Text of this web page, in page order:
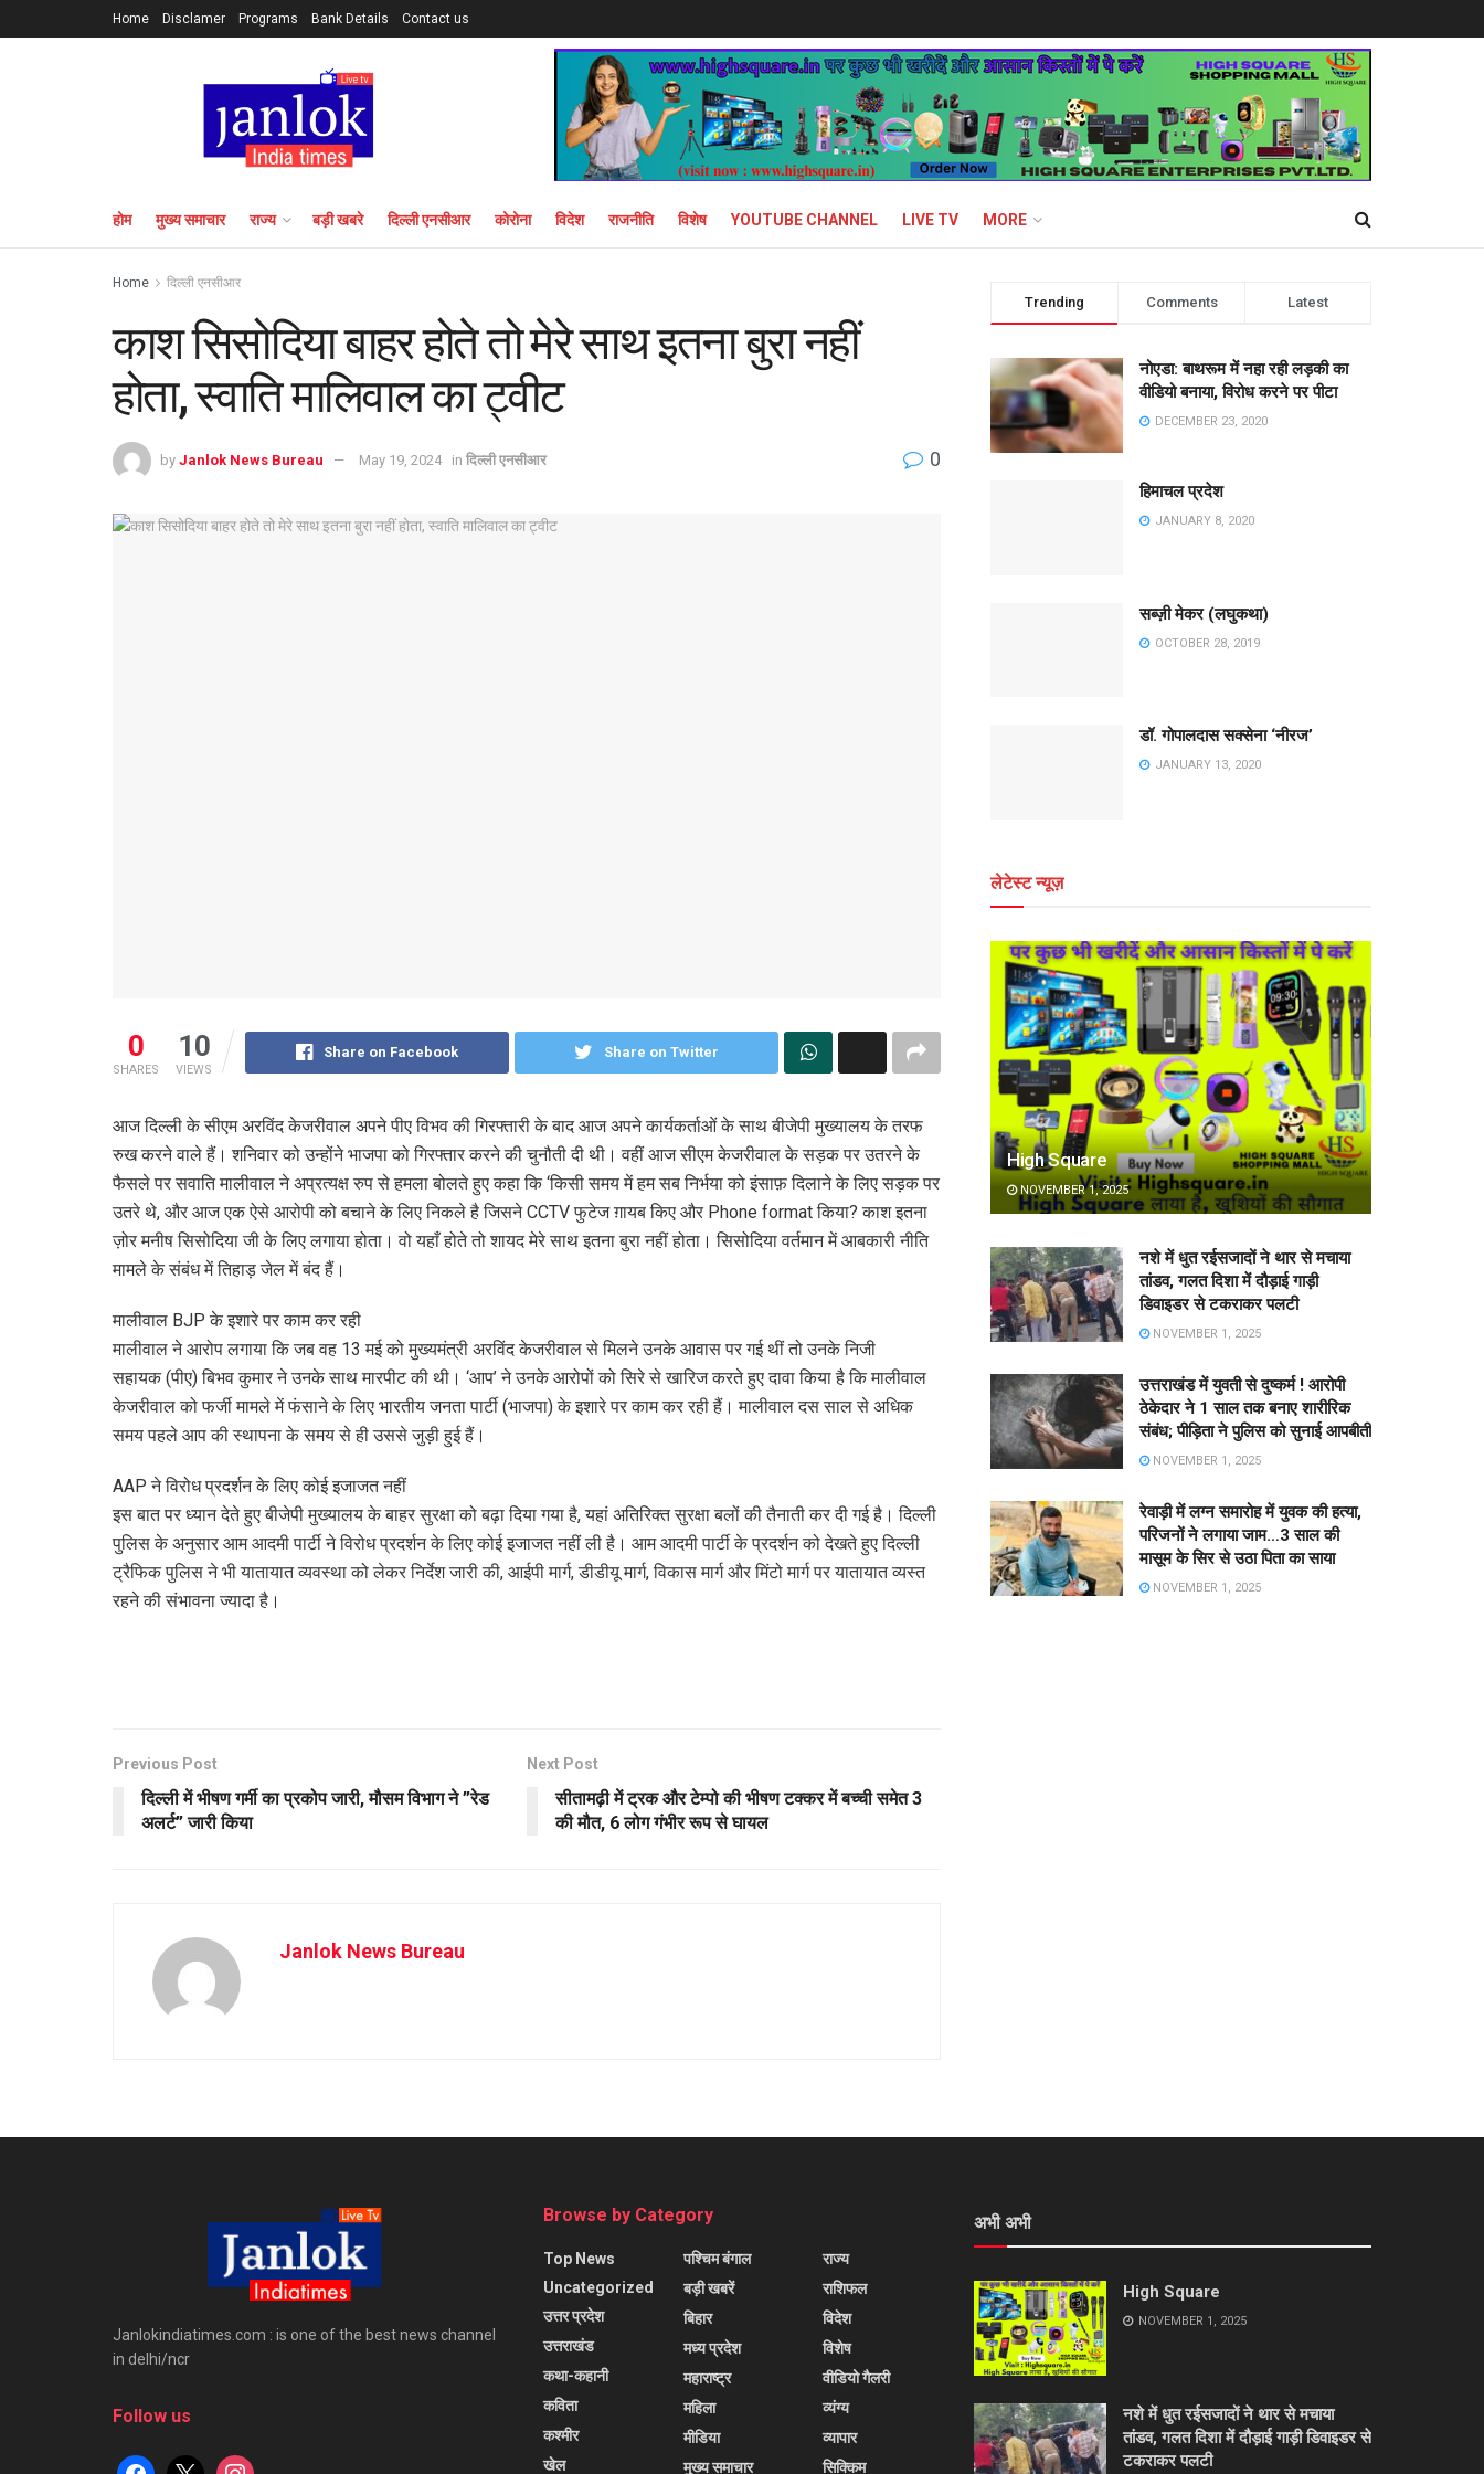
Home Disclamer Programs Bank Details Contact us
होम मुख्य समाचार राज्य बड़ी खबरे दिल्ली एनसीआर कोरोना विदेश राजनीति विशेष YOUTUBE CHANNEL LIVE TV MORE
Home दिल्ली एनसीआर
काश सिसोदिया बाहर होते तो मेरे साथ इतना बुरा नहीं
होता, स्वाति मालिवाल का ट्वीट
by Janlok News Bureau May 19, 2024 in दिल्ली एनसीआर 0
0
SHARES
10
VIEWS
Share on Facebook Share on Twitter
आज दिल्ली के सीएम अरविंद केजरीवाल अपने पीए विभव की गिरफ्तारी के बाद आज अपने कार्यकर्ताओं के साथ बीजेपी मुख्यालय के तरफ
रुख करने वाले हैं। शनिवार को उन्होंने भाजपा को गिरफ्तार करने की चुनौती दी थी। वहीं आज सीएम केजरीवाल के सड़क पर उतरने के
फैसले पर सवाति मालीवाल ने अप्रत्यक्ष रुप से हमला बोलते हुए कहा कि ‘किसी समय में हम सब निर्भया को इंसाफ़ दिलाने के लिए सड़क पर
उतरे थे, और आज एक ऐसे आरोपी को बचाने के लिए निकले है जिसने CCTV फुटेज ग़ायब किए और Phone format किया? काश इतना
ज़ोर मनीष सिसोदिया जी के लिए लगाया होता। वो यहाँ होते तो शायद मेरे साथ इतना बुरा नहीं होता। सिसोदिया वर्तमान में आबकारी नीति
मामले के संबंध में तिहाड़ जेल में बंद हैं।
मालीवाल BJP के इशारे पर काम कर रही
मालीवाल ने आरोप लगाया कि जब वह 13 मई को मुख्यमंत्री अरविंद केजरीवाल से मिलने उनके आवास पर गई थीं तो उनके निजी
सहायक (पीए) बिभव कुमार ने उनके साथ मारपीट की थी। ‘आप’ ने उनके आरोपों को सिरे से खारिज करते हुए दावा किया है कि मालीवाल
केजरीवाल को फर्जी मामले में फंसाने के लिए भारतीय जनता पार्टी (भाजपा) के इशारे पर काम कर रही हैं। मालीवाल दस साल से अधिक
समय पहले आप की स्थापना के समय से ही उससे जुड़ी हुई हैं।
AAP ने विरोध प्रदर्शन के लिए कोई इजाजत नहीं
इस बात पर ध्यान देते हुए बीजेपी मुख्यालय के बाहर सुरक्षा को बढ़ा दिया गया है, यहां अतिरिक्त सुरक्षा बलों की तैनाती कर दी गई है। दिल्ली
पुलिस के अनुसार आम आदमी पार्टी ने विरोध प्रदर्शन के लिए कोई इजाजत नहीं ली है। आम आदमी पार्टी के प्रदर्शन को देखते हुए दिल्ली
ट्रैफिक पुलिस ने भी यातायात व्यवस्था को लेकर निर्देश जारी की, आईपी मार्ग, डीडीयू मार्ग, विकास मार्ग और मिंटो मार्ग पर यातायात व्यस्त
रहने की संभावना ज्यादा है।
Previous Post
दिल्ली में भीषण गर्मी का प्रकोप जारी, मौसम विभाग ने ”रेड
अलर्ट” जारी किया
Next Post
सीतामढ़ी में ट्रक और टेम्पो की भीषण टक्कर में बच्ची समेत 3
की मौत, 6 लोग गंभीर रूप से घायल
Janlok News Bureau
Trending Comments Latest
नोएडा: बाथरूम में नहा रही लड़की का
वीडियो बनाया, विरोध करने पर पीटा
DECEMBER 23, 2020
हिमाचल प्रदेश
JANUARY 8, 2020
सब्ज़ी मेकर (लघुकथा)
OCTOBER 28, 2019
डॉ. गोपालदास सक्सेना ‘नीरज’
JANUARY 13, 2020
लेटेस्ट न्यूज़
High Square
NOVEMBER 1, 2025
नशे में धुत रईसजादों ने थार से मचाया
तांडव, गलत दिशा में दौड़ाई गाड़ी
डिवाइडर से टकराकर पलटी
NOVEMBER 1, 2025
उत्तराखंड में युवती से दुष्कर्म ! आरोपी
ठेकेदार ने 1 साल तक बनाए शारीरिक
संबंध; पीड़िता ने पुलिस को सुनाई आपबीती
NOVEMBER 1, 2025
रेवाड़ी में लग्न समारोह में युवक की हत्या,
परिजनों ने लगाया जाम…3 साल की
मासूम के सिर से उठा पिता का साया
NOVEMBER 1, 2025
Janlokindiatimes.com : is one of the best news channel
in delhi/ncr
Follow us
facebook
x instagram
Browse by Category
Top News
Uncategorized
उत्तर प्रदेश
उत्तराखंड
कथा-कहानी
कविता
कश्मीर
खेल
पश्चिम बंगाल
बड़ी खबरें
बिहार
मध्य प्रदेश
महाराष्ट्र
महिला
मीडिया
मुख्य समाचार
राज्य
राशिफल
विदेश
विशेष
वीडियो गैलरी
व्यंग्य
व्यापार
सिक्किम
अभी अभी
High Square
NOVEMBER 1, 2025
नशे में धुत रईसजादों ने थार से मचाया
तांडव, गलत दिशा में दौड़ाई गाड़ी डिवाइडर से
टकराकर पलटी